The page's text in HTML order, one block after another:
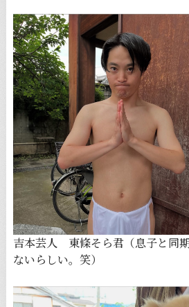
吉本芸人 東條そら君（息子と同
ないらしい。笑）